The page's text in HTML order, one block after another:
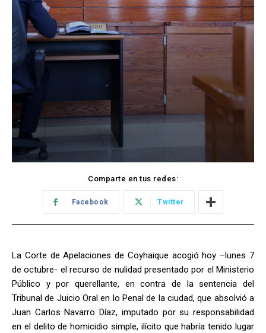
Comparte en tus redes:
Facebook Twitter
La Corte de Apelaciones de Coyhaique acogió hoy –lunes 7
de octubre- el recurso de nulidad presentado por el Ministerio
Público y por querellante, en contra de la sentencia del
Tribunal de Juicio Oral en lo Penal de la ciudad, que absolvió a
Juan Carlos Navarro Díaz, imputado por su responsabilidad
en el delito de homicidio simple, ilícito que habría tenido lugar